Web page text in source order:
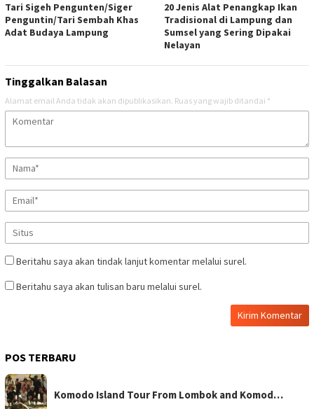
Tari Sigeh Pengunten/Siger
Penguntin/Tari Sembah Khas
Adat Budaya Lampung
20 Jenis Alat Penangkap Ikan
Tradisional di Lampung dan
Sumsel yang Sering Dipakai
Nelayan
Tinggalkan Balasan
Alamat email Anda tidak akan dipublikasikan. Ruas yang wajib ditandai *
Beritahu saya akan tindak lanjut komentar melalui surel.
Beritahu saya akan tulisan baru melalui surel.
POS TERBARU
Komodo Island Tour From Lombok and Komod…